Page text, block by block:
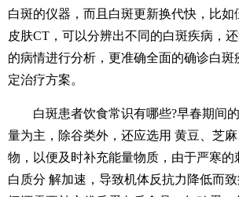
白斑的仪器，而且白斑更新换代快，比如
皮肤CT，可以分辨出不同的白斑疾病，
的病情进行分析，更准确全面的确诊白斑
定治疗方案。
白斑患者饮食常识有哪些?早春期间的
量为主，除谷类外，还应选用 黄豆、芝
物，以便及时补充能量物质，由于严寒的
白质分 解加速，导致机体反抗力降低而